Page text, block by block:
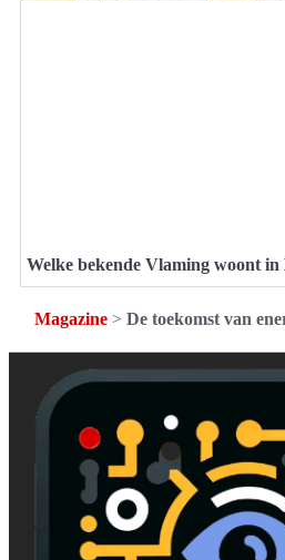
Welke bekende Vlaming woont in
Magazine > De toekomst van